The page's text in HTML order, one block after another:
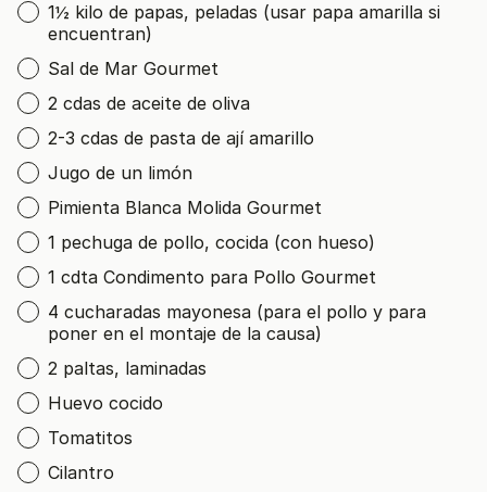
1½ kilo de papas, peladas (usar papa amarilla si
encuentran)
Sal de Mar Gourmet
2 cdas de aceite de oliva
2-3 cdas de pasta de ají amarillo
Jugo de un limón
Pimienta Blanca Molida Gourmet
1 pechuga de pollo, cocida (con hueso)
1 cdta Condimento para Pollo Gourmet
4 cucharadas mayonesa (para el pollo y para
poner en el montaje de la causa)
2 paltas, laminadas
Huevo cocido
Tomatitos
Cilantro